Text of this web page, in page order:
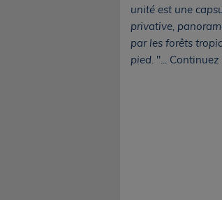
unité est une
privative,
par les forêts
pied. "...